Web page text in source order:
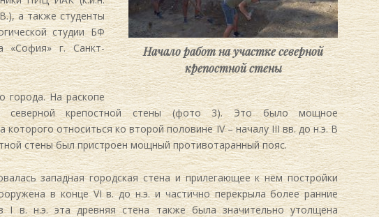
Начало работ на участке северной
крепостной стены
а также студенты
студии БФ
«София» г. Санкт-
города. На раскопе
северной крепостной стены (фото 3). Это было мощное
относиться ко второй половине IV – началу III вв. до н.э. В
стены был пристроен мощный противотаранный пояс.
западная городская стена и прилегающее к нем постройки
в конце VI в. до н.э. и частично перекрыла более ранние
I в. н.э. эта древняя стена также была значительно утолщена